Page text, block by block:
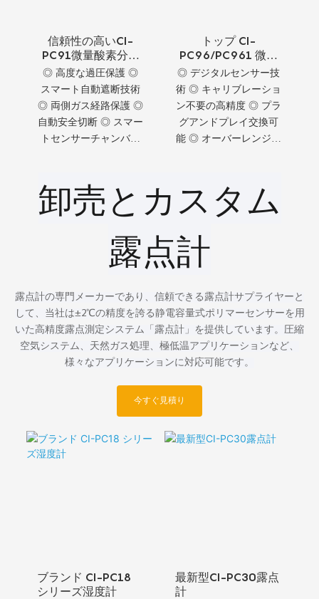
信頼性の高いCI-
PC91微量酸素分析
装置
◎ 高度な過圧保護 ◎
スマート自動遮断技術
◎ 両側ガス経路保護 ◎
自動安全切断 ◎ スマー
トセンサーチャンバー
ス分析装置 ◎ スマート
圧力制御システム
トップ CI-
PC96/PC961 微量
酸素分析装置
◎ デジタルセンサー技
術 ◎ キャリブレーショ
ン不要の高精度 ◎ プラ
グアンドプレイ交換可
能 ◎ オーバーレンジ保
アルサイドチャンバー
保護
卸売とカスタム
露点計
露点計の専門メーカーであり、信頼できる露点計サプライヤーと
して、当社は±2℃の精度を誇る静電容量式ポリマーセンサーを用
いた高精度露点測定システム「露点計」を提供しています。圧縮
空気システム、天然ガス処理、極低温アプリケーションなど、
様々なアプリケーションに対応可能です。
今すぐ見積り
ブランド CI-PC18
シリーズ湿度計
最新型CI-PC30露点
計